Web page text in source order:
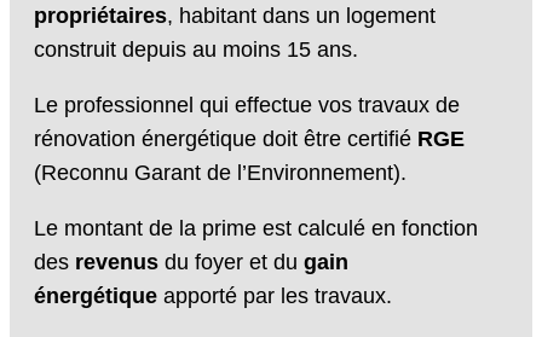
propriétaires, habitant dans un logement
construit depuis au moins 15 ans.
Le professionnel qui effectue vos travaux de
rénovation énergétique doit être certifié RGE
(Reconnu Garant de l’Environnement).
Le montant de la prime est calculé en fonction
des revenus du foyer et du gain
énergétique apporté par les travaux.